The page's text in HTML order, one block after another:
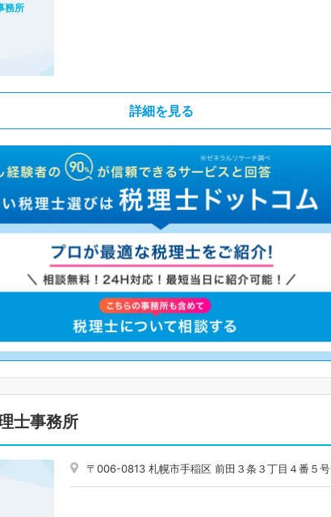
務所
詳細を見る
士事務所
〒006-0813 札幌市手稲区 前田３条３丁目４番５号